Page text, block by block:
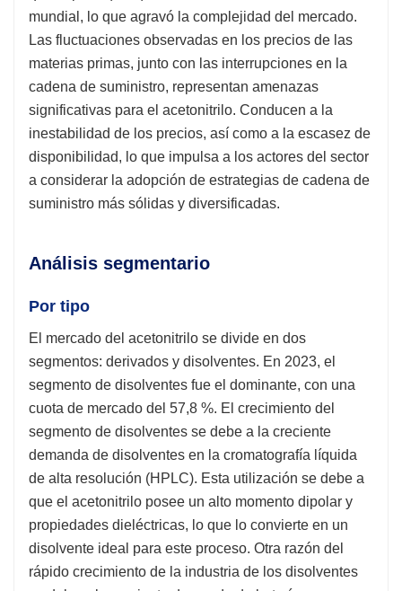
mundial, lo que agravó la complejidad del mercado.
Las fluctuaciones observadas en los precios de las
materias primas, junto con las interrupciones en la
cadena de suministro, representan amenazas
significativas para el acetonitrilo. Conducen a la
inestabilidad de los precios, así como a la escasez de
disponibilidad, lo que impulsa a los actores del sector
a considerar la adopción de estrategias de cadena de
suministro más sólidas y diversificadas.
Análisis segmentario
Por tipo
El mercado del acetonitrilo se divide en dos
segmentos: derivados y disolventes. En 2023, el
segmento de disolventes fue el dominante, con una
cuota de mercado del 57,8 %. El crecimiento del
segmento de disolventes se debe a la creciente
demanda de disolventes en la cromatografía líquida
de alta resolución (HPLC). Esta utilización se debe a
que el acetonitrilo posee un alto momento dipolar y
propiedades dieléctricas, lo que lo convierte en un
disolvente ideal para este proceso. Otra razón del
rápido crecimiento de la industria de los disolventes